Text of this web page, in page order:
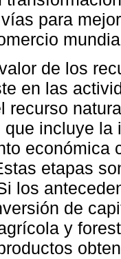
para
de los
en las
recurso
incluye
económica
etapas
los
de
y